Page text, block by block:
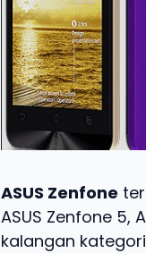
ASUS Zenfone
ASUS Zenfone 5,
kalangan